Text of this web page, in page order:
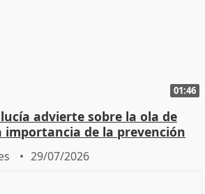
01:46
advierte sobre la ola de
importancia de la prevención
29/07/2026